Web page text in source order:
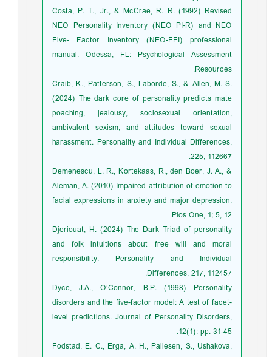
Costa, P. T., Jr., & McCrae, R. R. (1992) Revised
NEO Personality Inventory (NEO PI-R) and NEO
Five- Factor Inventory (NEO-FFI) professional
manual. Odessa, FL: Psychological Assessment
Resources.
Craib, K., Patterson, S., Laborde, S., & Allen, M. S.
(2024) The dark core of personality predicts mate
poaching, jealousy, sociosexual orientation,
ambivalent sexism, and attitudes toward sexual
harassment. Personality and Individual Differences,
225, 112667.
Demenescu, L. R., Kortekaas, R., den Boer, J. A., &
Aleman, A. (2010) Impaired attribution of emotion to
facial expressions in anxiety and major depression.
Plos One, 1; 5, 12.
Djeriouat, H. (2024) The Dark Triad of personality
and folk intuitions about free will and moral
responsibility. Personality and Individual
Differences, 217, 112457.
Dyce, J.A., O’Connor, B.P. (1998) Personality
disorders and the five-factor model: A test of facet-
level predictions. Journal of Personality Disorders,
12(1): pp. 31-45.
Fodstad, E. C., Erga, A. H., Pallesen, S., Ushakova,